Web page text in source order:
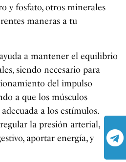
y fosfato, otros minerales
maneras a tu
a mantener el equilibrio
siendo necesario para
del impulso
a que los músculos
a los estímulos.
la presión arterial,
aportar energía, y